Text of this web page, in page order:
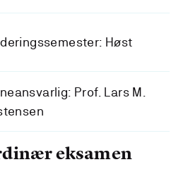
Høst
Prof. Lars M.
eksamen